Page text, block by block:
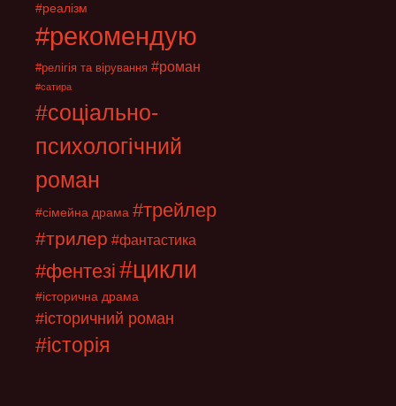
#реалізм
#рекомендую
#релігія та вірування #роман
#сатира
#соціально-
психологічний
роман
#сімейна драма #трейлер
#трилер #фантастика
#фентезі #цикли
#історична драма
#історичний роман
#історія